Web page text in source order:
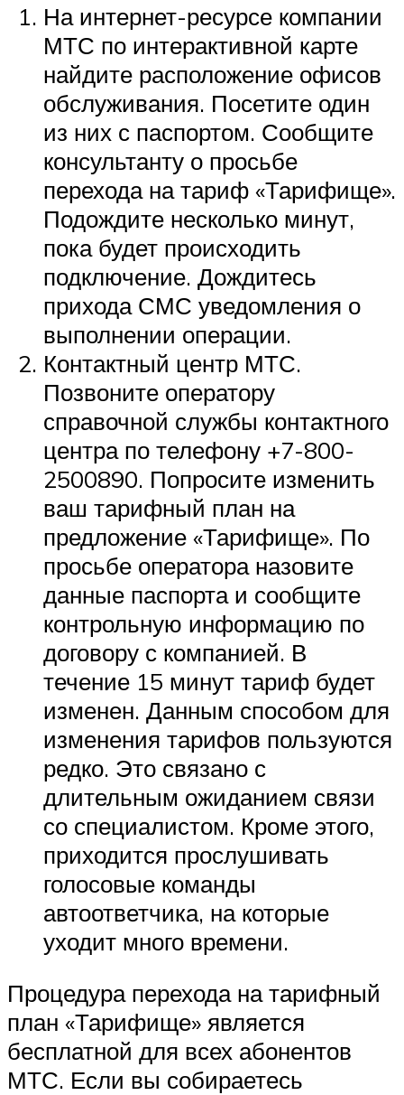
На интернет-ресурсе компании
МТС по интерактивной карте
найдите расположение офисов
обслуживания. Посетите один
из них с паспортом. Сообщите
консультанту о просьбе
перехода на тариф «Тарифище».
Подождите несколько минут,
пока будет происходить
подключение. Дождитесь
прихода СМС уведомления о
выполнении операции.
Контактный центр МТС.
Позвоните оператору
справочной службы контактного
центра по телефону +7-800-
2500890. Попросите изменить
ваш тарифный план на
предложение «Тарифище». По
просьбе оператора назовите
данные паспорта и сообщите
контрольную информацию по
договору с компанией. В
течение 15 минут тариф будет
изменен. Данным способом для
изменения тарифов пользуются
редко. Это связано с
длительным ожиданием связи
со специалистом. Кроме этого,
приходится прослушивать
голосовые команды
автоответчика, на которые
уходит много времени.
Процедура перехода на тарифный
план «Тарифище» является
бесплатной для всех абонентов
МТС. Если вы собираетесь